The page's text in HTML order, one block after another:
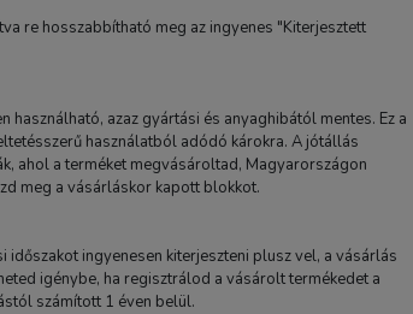
re hosszabbítható meg az ingyenes "Kiterjesztett
azaz gyártási és anyaghibától mentes. Ez a
használatból adódó károkra. A jótállás
ahol a terméket megvásároltad, Magyarországon
meg a vásárláskor kapott blokkot.
ingyenesen kiterjeszteni plusz vel, a vásárlás
igénybe, ha regisztrálod a vásárolt termékedet a
számított 1 éven belül.